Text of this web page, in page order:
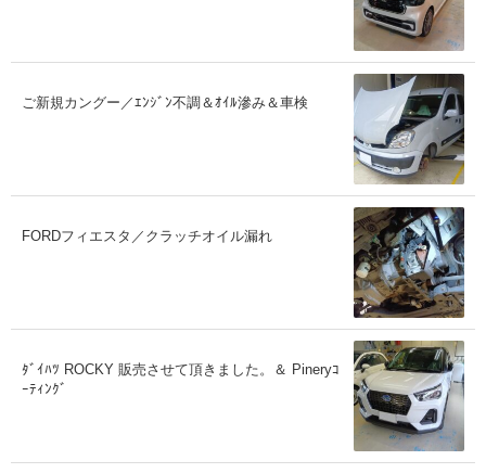
ご新規カングー／ｴﾝｼﾞﾝ不調＆ｵｲﾙ滲み＆車検
FORDフィエスタ／クラッチオイル漏れ
ﾀﾞｲﾊﾂ ROCKY 販売させて頂きました。＆ Pineryｺ
ｰﾃｨﾝｸﾞ